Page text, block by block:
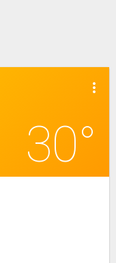
more_vert
30°